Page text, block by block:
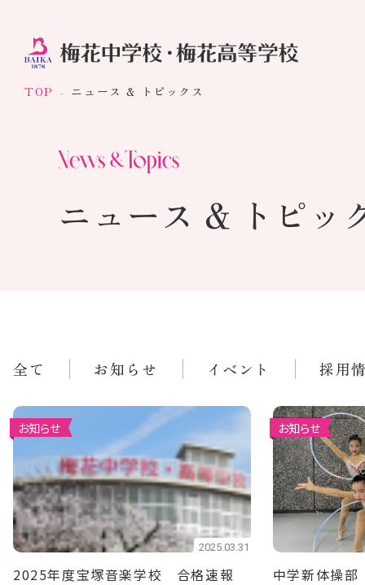
TOP ニュース & トピックス
ニュース & トピッ
全て お知らせ イベント 採用
お知らせ
2025.03.31
2025年度宝塚音楽学校 合格速報
お知らせ
中学新体操